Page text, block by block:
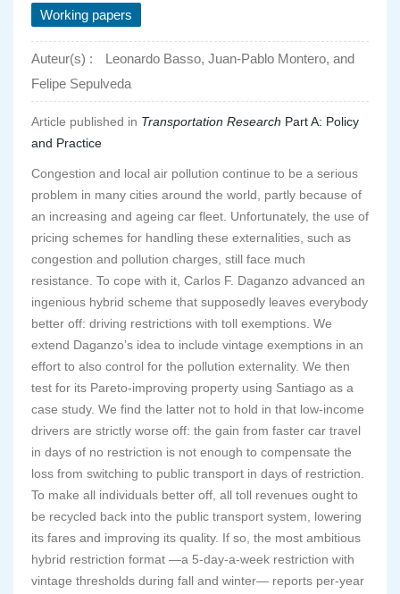
Working papers
Auteur(s) :
Leonardo Basso, Juan-Pablo Montero, and
Felipe Sepulveda
Article published in Transportation Research Part A: Policy
and Practice
Congestion and local air pollution continue to be a serious
problem in many cities around the world, partly because of
an increasing and ageing car fleet. Unfortunately, the use of
pricing schemes for handling these externalities, such as
congestion and pollution charges, still face much
resistance. To cope with it, Carlos F. Daganzo advanced an
ingenious hybrid scheme that supposedly leaves everybody
better off: driving restrictions with toll exemptions. We
extend Daganzo’s idea to include vintage exemptions in an
effort to also control for the pollution externality. We then
test for its Pareto-improving property using Santiago as a
case study. We find the latter not to hold in that low-income
drivers are strictly worse off: the gain from faster car travel
in days of no restriction is not enough to compensate the
loss from switching to public transport in days of restriction.
To make all individuals better off, all toll revenues ought to
be recycled back into the public transport system, lowering
its fares and improving its quality. If so, the most ambitious
hybrid restriction format —a 5-day-a-week restriction with
vintage thresholds during fall and winter— reports per-year